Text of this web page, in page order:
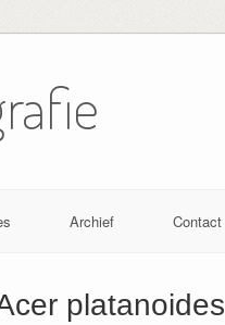
Archief Contact
platanoides